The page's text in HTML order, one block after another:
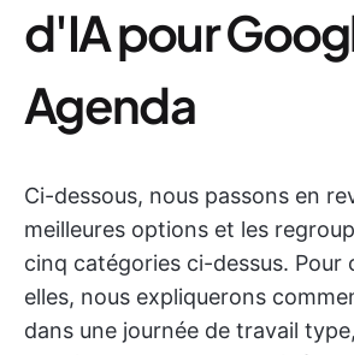
d'IA pour
Agenda
Ci-dessous, nous passons en
meilleures options et les
cinq catégories ci-dessus. Pour
elles, nous expliquerons
dans une journée de travail